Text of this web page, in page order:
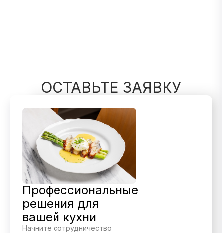
ОСТАВЬТЕ ЗАЯВКУ
Профессиональные
решения для
вашей кухни
Начните сотрудничество